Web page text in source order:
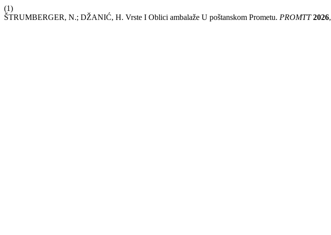
(1)
ŠTRUMBERGER, N.; DŽANIĆ, H. Vrste I Oblici ambalaže U poštanskom Prometu. PROMTT 2026,